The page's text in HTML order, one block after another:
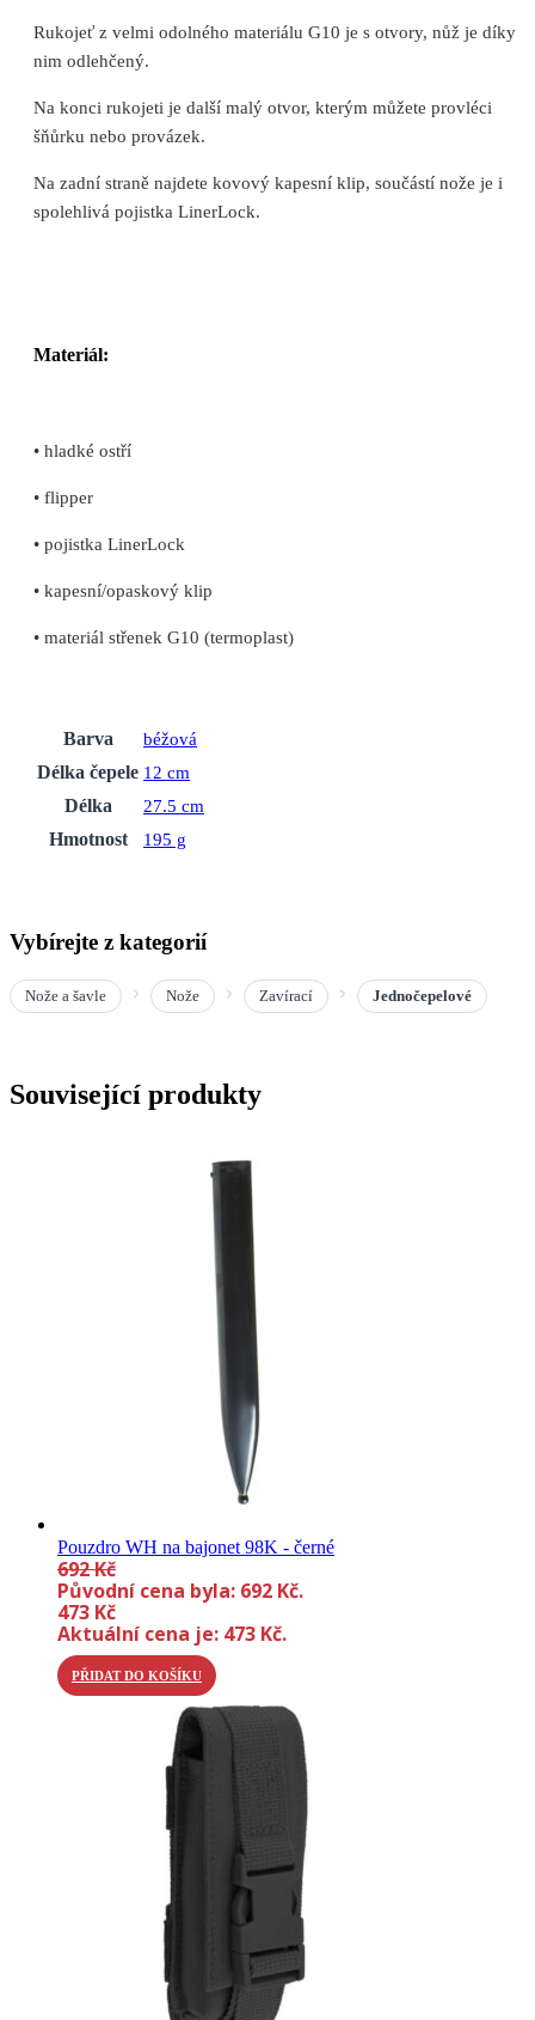
Rukojeť z velmi odolného materiálu G10 je s otvory, nůž je díky
nim odlehčený.
Na konci rukojeti je další malý otvor, kterým můžete provléci
šňůrku nebo provázek.
Na zadní straně najdete kovový kapesní klip, součástí nože je i
spolehlivá pojistka LinerLock.
Materiál:
• hladké ostří
• flipper
• pojistka LinerLock
• kapesní/opaskový klip
• materiál střenek G10 (termoplast)
Barva
béžová
Délka čepele 12 cm
Délka
27.5 cm
Hmotnost
195 g
Vybírejte z kategorií
Nože a šavle Nože Zavírací Jednočepelové
Související produkty
Pouzdro WH na bajonet 98K - černé
692Kč
Původní cena byla: 692 Kč.
473 Kč
Aktuální cena je: 473 Kč.
PŘIDAT DO KOŠÍKU